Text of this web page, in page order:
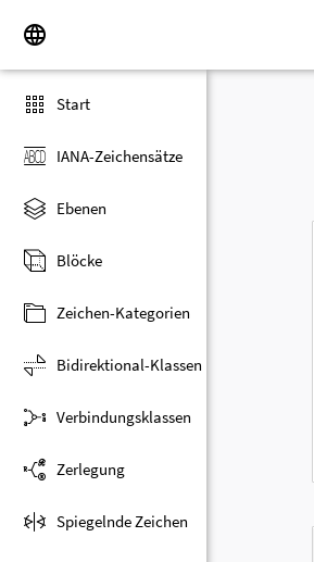
Start
IANA-Zeichensätze
Ebenen
Blöcke
Zeichen-Kategorien
Bidirektional-Klassen
Verbindungsklassen
Zerlegung
Spiegelnde Zeichen